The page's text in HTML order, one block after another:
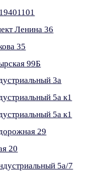
Ленина 36
35
99Б
3а
5а к1
5а к1
29
20
5а/7